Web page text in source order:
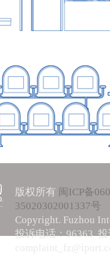
版权所有 闽ICP备
35020302001337号
Copyright. Fuzhou
投诉电话：96363